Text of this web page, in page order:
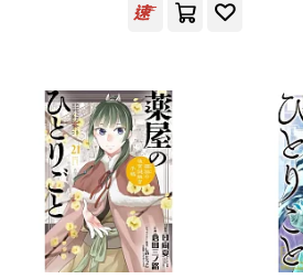
とうこ:キャラクター原案(1)
主婦の友社(9)
小学館(8)
東宝(6)
ソニー・ミュージックレー
可海外宅配(173)
可港澳店取(173)
可新加坡店取(173)